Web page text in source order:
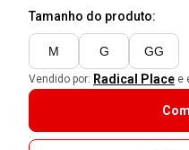
Tamanho do produto:
M G GG
Vendido por: Radical Place e